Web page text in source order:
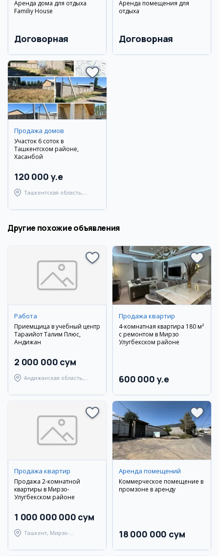
Аренда дома для отдыха
Familiy House
Договорная
Аренда помещения для
отдыха
Договорная
Продажа домов
Участок 6 соток в
Ташкентском районе,
Хасанбой
120 000 y.e
Ташкентская область,
Другие похожие объявления
Работа
Приемщица в учебный центр
Тараққийот Талим Плюс,
Андижан
2 000 000 сум
Андижанская область,
Продажа квартир
4-комнатная квартира 180 м²
с ремонтом в Мирзо
Улугбекском районе
600 000 y.e
Продажа квартир
Продажа 2-комнатной
квартиры в Мирзо-
Улугбекском районе
1 000 000 000 сум
Ташкент, Мирзо-
Аренда помещений
Коммерческое помещение в
промзоне в аренду
18 000 000 сум